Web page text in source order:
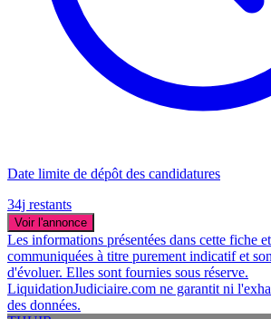
Date limite de dépôt des candidatures
34j restants
Voir l'annonce
Les informations présentées dans cette fiche
communiquées à titre purement indicatif et
d'évoluer. Elles sont fournies sous réserve.
LiquidationJudiciaire.com ne garantit ni
des données.